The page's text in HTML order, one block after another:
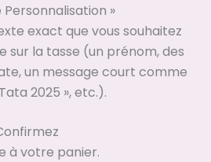
»
exact que vous souhaitez
sur la tasse (un prénom, des
un message court comme
2025 », etc.).
à votre panier.